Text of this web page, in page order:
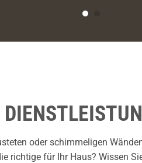
oder schimmeligen
richtige für Ihr Haus? Wissen